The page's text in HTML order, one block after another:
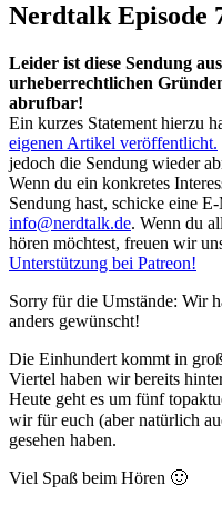
Nerdtalk Episode
Leider ist diese Sendung aus
urheberrechtlichen
abrufbar!
Ein kurzes Statement hierzu
eigenen Artikel veröffentlicht.
jedoch die Sendung wieder
Wenn du ein konkretes
Sendung hast, schicke eine
info@nerdtalk.de. Wenn du
hören möchtest, freuen wir
Unterstützung bei Patreon!
Sorry für die Umstände: Wir
anders gewünscht!
Die Einhundert kommt in
Viertel haben wir bereits
Heute geht es um fünf
wir für euch (aber natürlich
gesehen haben.
Viel Spaß beim Hören 🙂